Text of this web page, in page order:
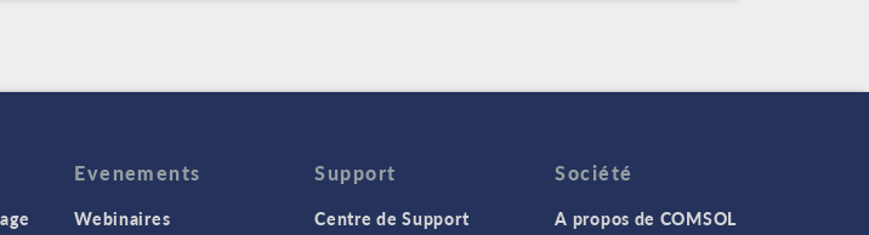
Evenements
Webinaires
Support
Centre de Support
Société
A propos de COMSOL